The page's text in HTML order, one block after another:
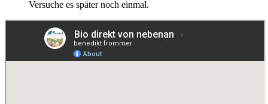
Versuche es später noch einmal.